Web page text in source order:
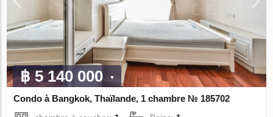
฿ 5 140 000
Condo à Bangkok, Thaïlande, 1 chambre № 185702